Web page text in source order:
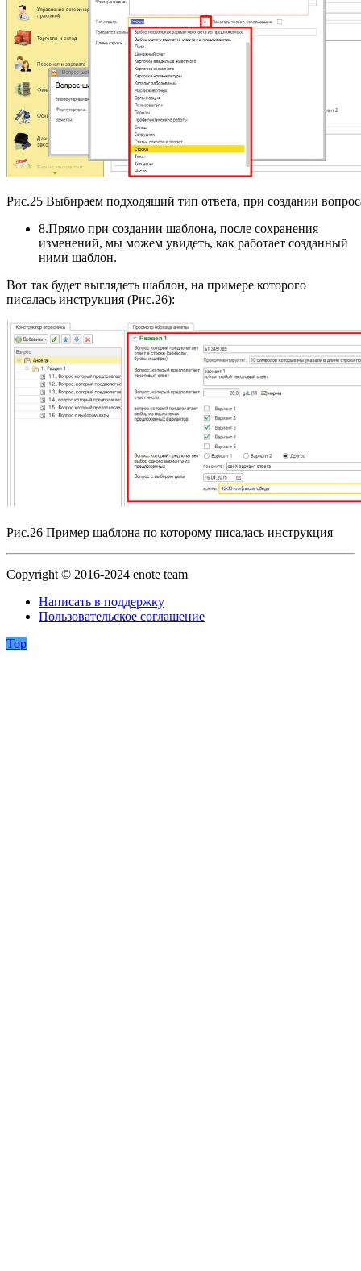
Рис.25 Выбираем подходящий тип ответа, при создании
8.Прямо при создании шаблона, после сохранения
изменений, мы можем увидеть, как работает созданный
ними шаблон.
Вот так будет выглядеть шаблон, на примере которого
писалась инструкция (Рис.26):
Рис.26 Пример шаблона по которому писалась инструкция
Copyright © 2016-2024 enote team
Написать в поддержку
Пользовательское соглашение
Top